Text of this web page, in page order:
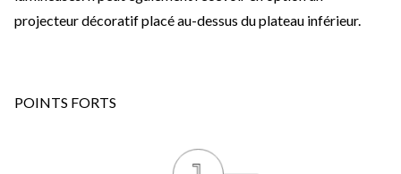
projecteur décoratif placé au-dessus du plateau inférieur.
POINTS FORTS